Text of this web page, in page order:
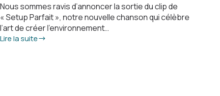
Nous sommes ravis d’annoncer la sortie du clip de
« Setup Parfait », notre nouvelle chanson qui célèbre
l’art de créer l’environnement…
Lire la suite
Clip